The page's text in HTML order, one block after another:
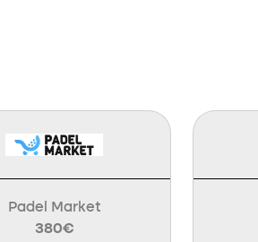
Padel Market
380€